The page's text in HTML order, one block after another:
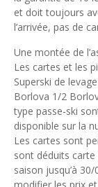
et doit toujours
l’arrivée, pas de
Une montée de
Les cartes et les
Superski de
Borlova 1/2
type passe-ski
disponible sur la
Les cartes sont
sont déduits
saison jusqu’à